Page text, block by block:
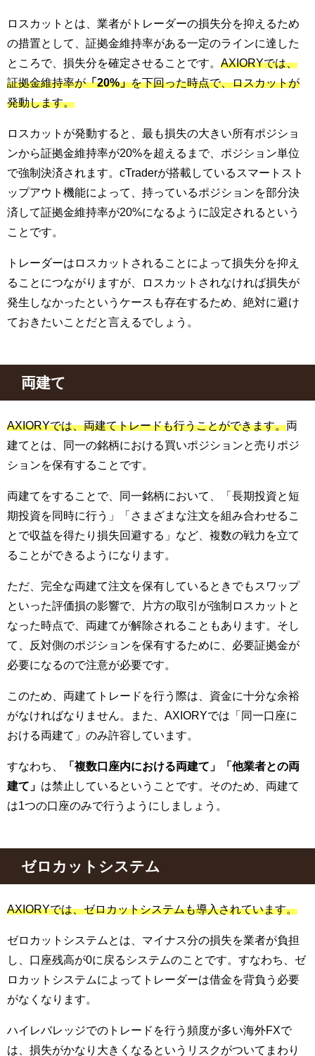
ロスカットとは、業者がトレーダーの損失分を抑えるため
の措置として、証拠金維持率がある一定のラインに達した
ところで、損失分を確定させることです。 AXIORYでは、
証拠金維持率が「20%」を下回った時点で、ロスカットが
発動します。
ロスカットが発動すると、最も損失の大きい所有ポジショ
ンから証拠金維持率が20%を超えるまで、ポジション単位
で強制決済されます。cTraderが搭載しているスマートスト
ップアウト機能によって、持っているポジションを部分決
済して証拠金維持率が20%になるように設定されるという
ことです。
トレーダーはロスカットされることによって損失分を抑え
ることにつながりますが、ロスカットされなければ損失が
発生しなかったというケースも存在するため、絶対に避け
ておきたいことだと言えるでしょう。
両建て
AXIORYでは、両建てトレードも行うことができます。両
建てとは、同一の銘柄における買いポジションと売りポジ
ションを保有することです。
両建てをすることで、同一銘柄において、「長期投資と短
期投資を同時に行う」「さまざまな注文を組み合わせるこ
とで収益を得たり損失回避する」など、複数の戦力を立て
ることができるようになります。
ただ、完全な両建て注文を保有しているときでもスワップ
といった評価損の影響で、片方の取引が強制ロスカットと
なった時点で、両建てが解除されることもあります。そし
て、反対側のポジションを保有するために、必要証拠金が
必要になるので注意が必要です。
このため、両建てトレードを行う際は、資金に十分な余裕
がなければなりません。また、AXIORYでは「同一口座に
おける両建て」のみ許容しています。
すなわち、
「複数口座内における両建て」「他業者との両
建て」 は禁止しているということです。そのため、両建て
は1つの口座のみで行うようにしましょう。
ゼロカットシステム
AXIORYでは、ゼロカットシステムも導入されています。
ゼロカットシステムとは、マイナス分の損失を業者が負担
し、口座残高が0に戻るシステムのことです。すなわち、ゼ
ロカットシステムによってトレーダーは借金を背負う必要
がなくなります。
ハイレバレッジでのトレードを行う頻度が多い海外FXで
は、損失がかなり大きくなるというリスクがついてまわり